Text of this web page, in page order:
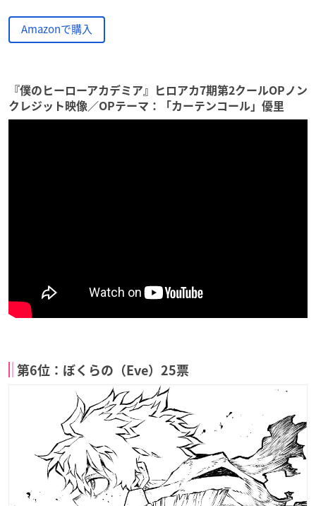
Amazonで購入
『僕のヒーローアカデミア』ヒロアカ7期第2クールOPノン
クレジット映像／OPテーマ：「カーテンコール」優里
第6位：ぼくらの（Eve）25票